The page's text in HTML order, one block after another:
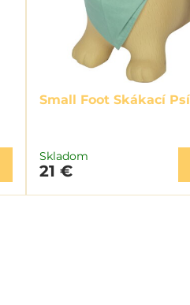
Small Foot Skákací
Skladom
21 €